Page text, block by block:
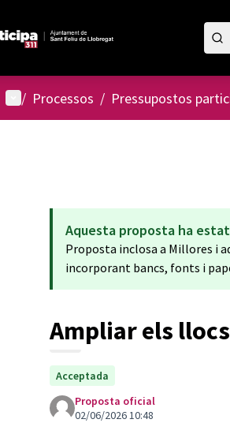
Menú principal
/ Processos / Pressupostos
Aquesta proposta ha
Proposta inclosa a Millores i
incorporant bancs, fonts i
Ampliar els
Acceptada
Proposta oficial
02/06/2026 10:48